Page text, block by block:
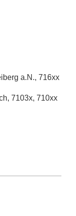
a.N., 716xx
7103x, 710xx